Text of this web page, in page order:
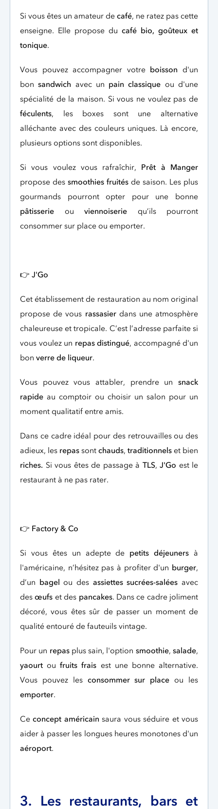
Si vous êtes un amateur de café, ne ratez pas cette
enseigne. Elle propose du café bio, goûteux et
tonique.
Vous pouvez accompagner votre boisson d'un
bonsandwich avec un pain classique ou d'une
spécialité de la maison. Si vous ne voulez pas de
féculents, les boxes sont une alternative
alléchante avec des couleurs uniques. Là encore,
plusieurs options sont disponibles.
Si vous voulez vous rafraîchir, Prêt à Manger
propose des smoothies fruités de saison. Les plus
gourmands pourront opter pour une bonne
pâtisserie ou viennoiserie qu’ils pourront
consommer sur place ou emporter.
👉 J'Go
Cet établissement de restauration au nom original
propose de vous rassasierdans une atmosphère
chaleureuse et tropicale. C’est l’adresse parfaite si
vous voulez un repas distingué, accompagné d'un
bon verre de liqueur.
Vous pouvez vous attabler, prendre un snack
rapide au comptoir ou choisir un salon pour un
moment qualitatif entre amis.
Dans ce cadre idéal pour des retrouvailles ou des
adieux, les repas sont chauds, traditionnels et bien
riches. Si vous êtes de passage à TLS, J'Go est le
restaurant à ne pas rater.
👉 Factory & Co
Si vous êtes un adepte de petits déjeuners à
l'américaine, n’hésitez pas à profiter d'un burger,
d’un bagel ou des assiettes sucrées-salées avec
desœufs et des pancakes. Dans ce cadre joliment
décoré, vous êtes sûr de passer un moment de
qualité entouré de fauteuils vintage.
Pour un repasplus sain, l'option smoothie,salade,
yaourt oufruits frais est une bonne alternative.
Vous pouvez les consommer sur place ou les
emporter.
Ceconcept américain saura vous séduire et vous
aider à passer les longues heures monotones d'un
aéroport.
3. Les restaurants, bars et